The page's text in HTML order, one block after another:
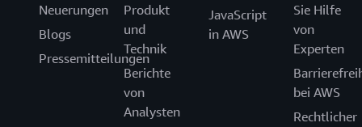
Neuerungen
Blogs
Pressemitteilungen
Produkt
und
Technik
Berichte
von
Analysten
JavaScript
in AWS
Sie Hilfe
von
Experten
bei AWS
Rechtlicher